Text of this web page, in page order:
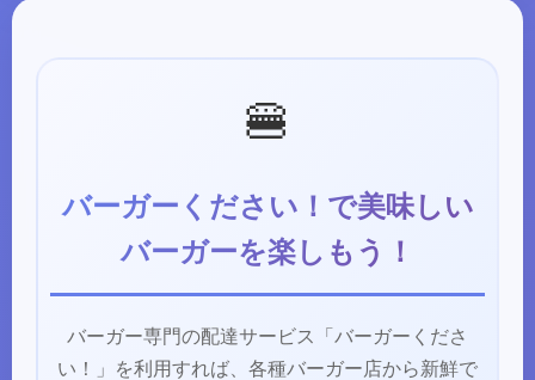
🍔
バーガーください！で美味しい
バーガーを楽しもう！
バーガー専門の配達サービス「バーガーくださ
い！」を利用すれば、各種バーガー店から新鮮で